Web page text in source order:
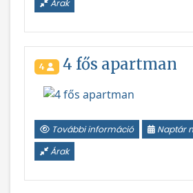
4 4 fős apartman
Vissza
További információ